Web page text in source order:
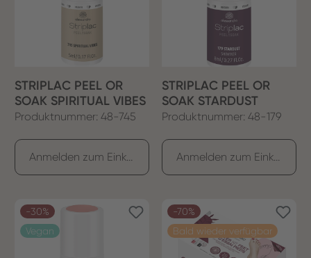
STRIPLAC PEEL OR
SOAK SPIRITUAL VIBES
Produktnummer: 48-745
STRIPLAC PEEL OR
SOAK STARDUST
Produktnummer: 48-179
-30%
Vegan
-70%
Bald wieder verfügbar